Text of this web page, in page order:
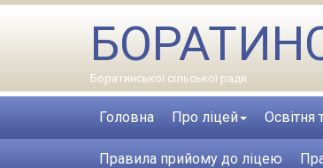
Боратинської сільської ради
Головна Про ліцей Освітня
Правила прийому до ліцею